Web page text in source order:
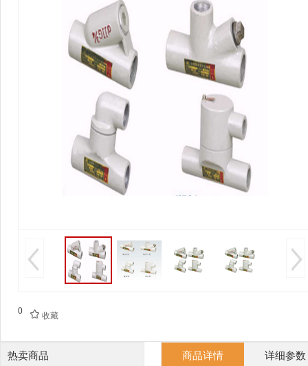
0  收藏
热卖商品 商品详情 详细参数